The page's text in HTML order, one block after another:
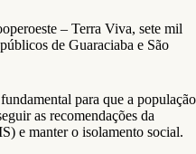
– Terra Viva, sete mil
de Guaraciaba e São
para que a população
as recomendações da
e manter o isolamento social.